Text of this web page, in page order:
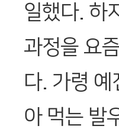
일했다. 하
과정을 요
다. 가령
아 먹는 발